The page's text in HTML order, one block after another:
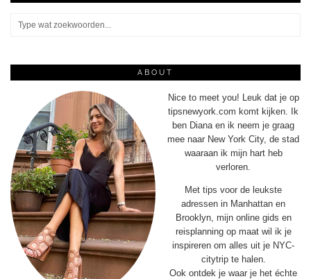
ABOUT
Nice to meet you! Leuk dat je op
tipsnewyork.com komt kijken. Ik
ben Diana en ik neem je graag
mee naar New York City, de stad
waaraan ik mijn hart heb
verloren.
Met tips voor de leukste
adressen in Manhattan en
Brooklyn, mijn online gids en
reisplanning op maat wil ik je
inspireren om alles uit je NYC-
citytrip te halen.
Ook ontdek je waar je het échte